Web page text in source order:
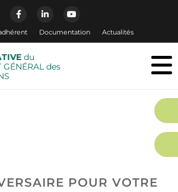
Documentation Actualités
du
GÉNÉRAL des
POUR VOTRE